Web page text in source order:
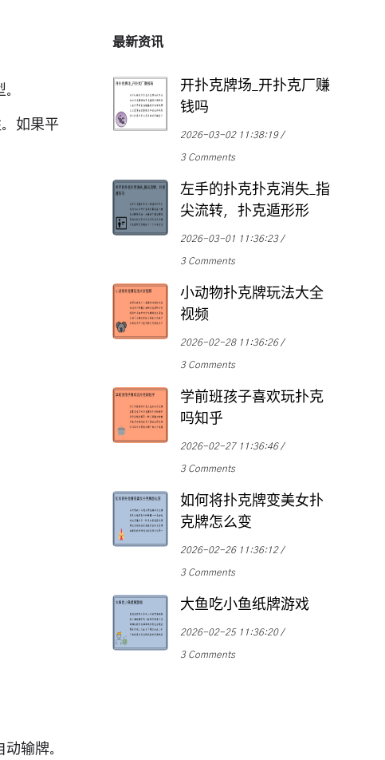
如果平
输牌。
最新资讯
开扑克牌场_开扑克厂赚
钱吗
2026-03-02 11:38:19
3 Comments
左手的扑克扑克消失_指
尖流转，扑克遁形形
2026-03-01 11:36:23
3 Comments
小动物扑克牌玩法大全
视频
2026-02-28 11:36:26
3 Comments
学前班孩子喜欢玩扑克
吗知乎
2026-02-27 11:36:46
3 Comments
如何将扑克牌变美女扑
克牌怎么变
2026-02-26 11:36:12
3 Comments
大鱼吃小鱼纸牌游戏
2026-02-25 11:36:20
3 Comments